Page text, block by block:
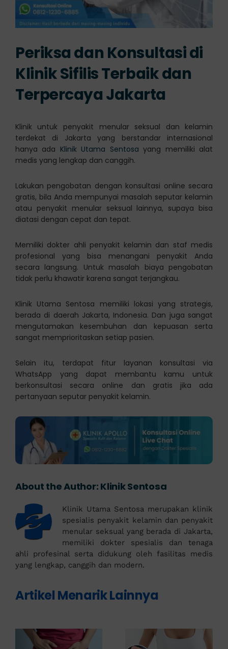
Periksa dan Konsultasi di
Klinik Sifilis Terbaik dan
Terpercaya Jakarta
Klinik untuk penyakit menular seksual dan kelamin
terdekat di Jakarta yang berstandar internasional
hanya ada Klinik Utama Sentosa yang memiliki alat
medis yang lengkap dan canggih.
Lakukan pengobatan dengan konsultasi online secara
gratis, bila Anda mempunyai masalah seputar kelamin
atau penyakit menular seksual lainnya, supaya bisa
diatasi dengan cepat dan tepat.
Memiliki dokter ahli penyakit kelamin dan staf medis
profesional yang bisa menangani penyakit Anda
secara langsung. Untuk masalah biaya pengobatan
tidak perlu khawatir karena sangat terjangkau.
Klinik Utama Sentosa memiliki lokasi yang strategis,
berada di daerah Jakarta, Indonesia. Dan juga sangat
mengutamakan kesembuhan dan kepuasan serta
sangat memprioritaskan setiap pasien.
Selain itu, terdapat fitur layanan konsultasi via
WhatsApp yang dapat membantu kamu untuk
berkonsultasi secara online dan gratis jika ada
pertanyaan seputar penyakit kelamin.
About the Author: Klinik Sentosa
Klinik Utama Sentosa merupakan klinik
spesialis penyakit kelamin dan penyakit
menular seksual yang berada di Jakarta,
memiliki dokter spesialis dan tenaga
ahli profesinal serta didukung oleh fasilitas medis
yang lengkap, canggih dan modern.
Artikel Menarik Lainnya